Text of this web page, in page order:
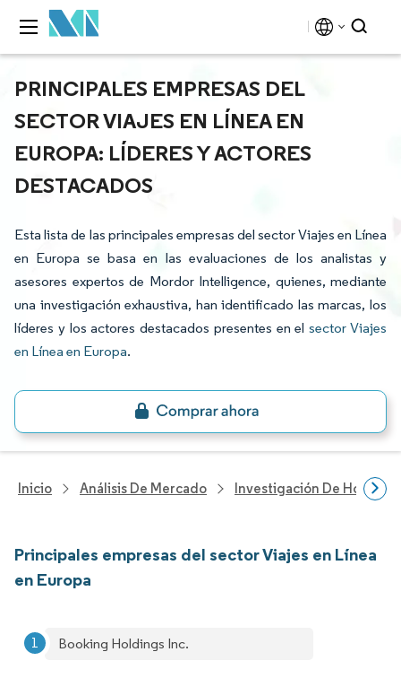
PRINCIPALES EMPRESAS DEL
SECTOR VIAJES EN LÍNEA EN
EUROPA: LÍDERES Y ACTORES
DESTACADOS
Esta lista de las principales empresas del sector Viajes en Línea
en Europa se basa en las evaluaciones de los analistas y
asesores expertos de Mordor Intelligence, quienes, mediante
una investigación exhaustiva, han identificado las marcas, los
líderes y los actores destacados presentes en elsector Viajes
en Línea en Europa.
Inicio Análisis De Mercado Investigación De
Principales empresas del sector Viajes en Línea
en Europa
Booking Holdings Inc.